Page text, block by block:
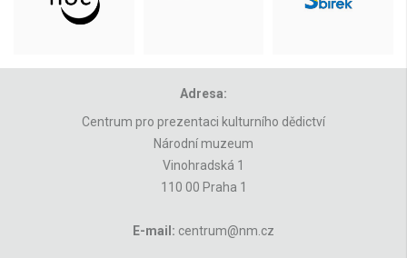
Adresa:
Centrum pro prezentaci kulturního dědictví
Národní muzeum
Vinohradská 1
110 00 Praha 1
E-mail: centrum@nm.cz